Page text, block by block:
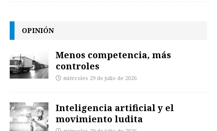
OPINIÓN
Menos competencia, más
controles
miércoles 29 de julio de 2026
Inteligencia artificial y el
movimiento ludita